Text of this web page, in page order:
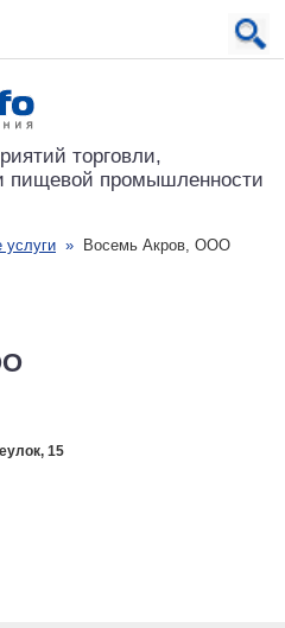
торговли,
пищевой промышленности
услуги » Восемь Акров, ООО
15